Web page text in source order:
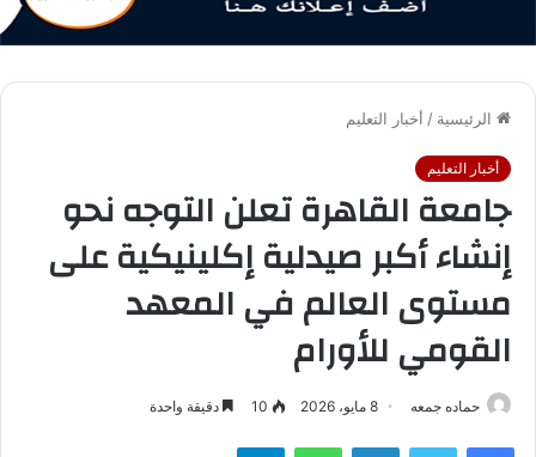
الرئيسية / أخبار التعليم
أخبار التعليم
جامعة القاهرة تعلن التوجه نحو
إنشاء أكبر صيدلية إكلينيكية على
مستوى العالم في المعهد
القومي للأورام
حماده جمعه 8 مايو، 2026 10 دقيقة واحدة
فيسبوك تويتر لينكدإن واتساب تيلقرام